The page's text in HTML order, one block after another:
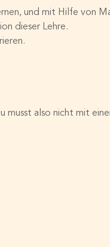
und mit Hilfe von
dieser Lehre.
musst also nicht mit